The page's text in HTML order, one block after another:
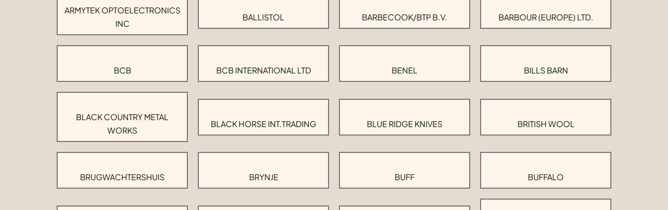
ARMYTEK OPTOELECTRONICS
INC
BALLISTOL BARBECOOK/BTP B.V. BARBOUR (EUROPE) LTD.
BCB BCB INTERNATIONAL LTD BENEL BILLS BARN
BLACK COUNTRY METAL
WORKS
BLACK HORSE INT.TRADING BLUE RIDGE KNIVES BRITISH WOOL
BRUGWACHTERSHUIS BRYNJE BUFF BUFFALO